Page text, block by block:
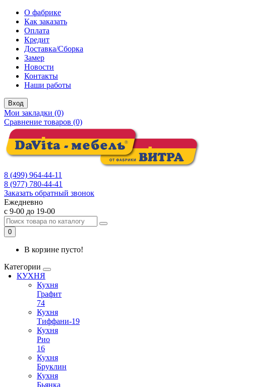
О фабрике
Как заказать
Оплата
Кредит
Доставка/Сборка
Замер
Новости
Контакты
Наши работы
Вход
Мои закладки (0)
Сравнение товаров (0)
8 (499) 964-44-11
8 (977) 780-44-41
Заказать обратный звонок
Ежедневно
с 9-00 до 19-00
0
В корзине пусто!
Категории
КУХНЯ
Кухня
Графит
74
Кухня
Тиффани-19
Кухня
Рио
16
Кухня
Бруклин
Кухня
Бьянка